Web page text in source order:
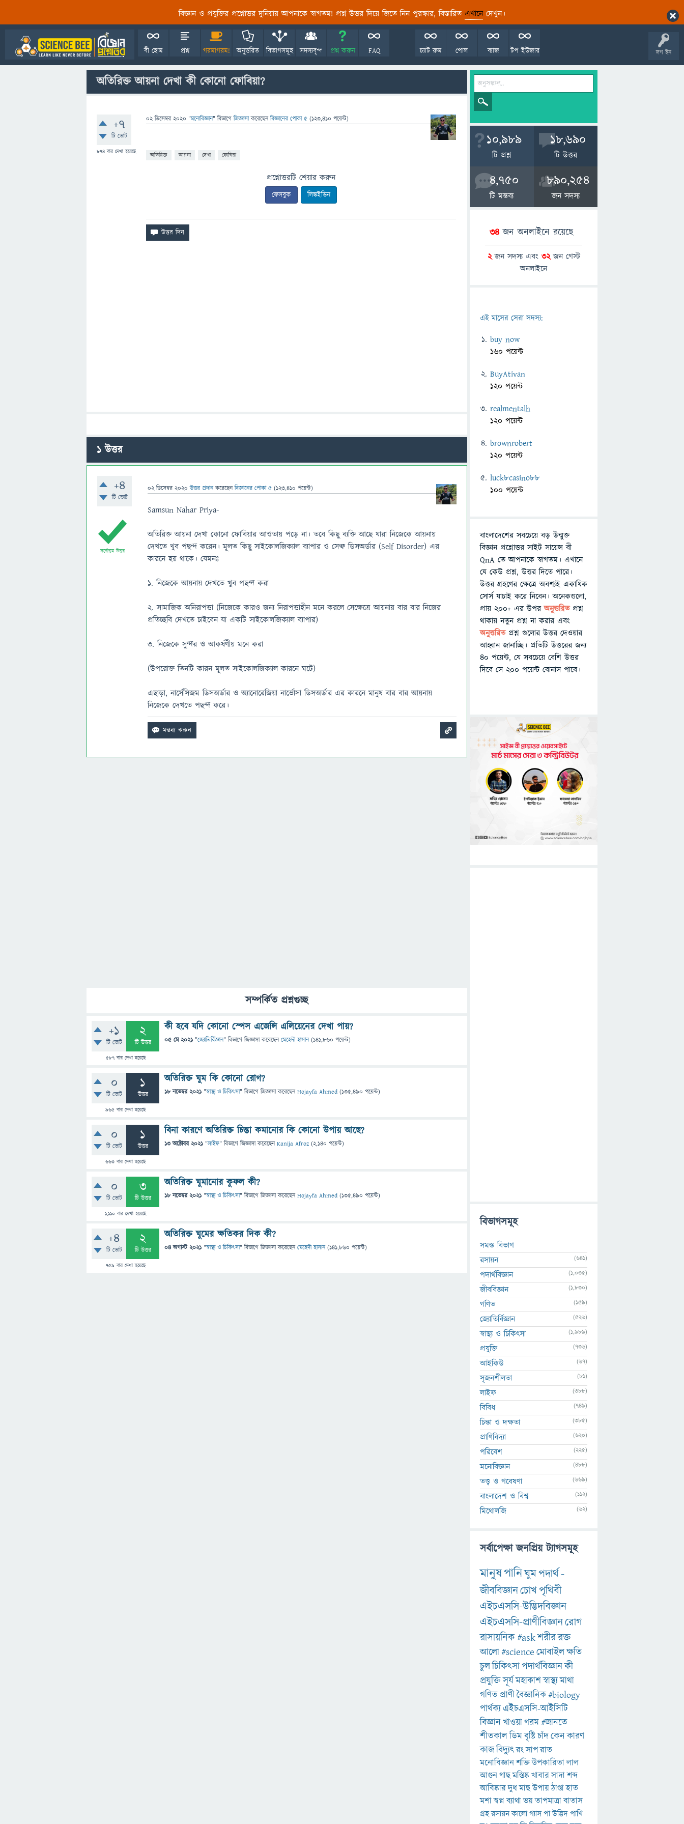
বিজ্ঞান ও প্রযুক্তির প্রশ্নোত্তর দুনিয়ায় আপনাকে স্বাগতম! প্রশ্ন-উত্তর দিয়ে জিতে নিন পুরস্কার, বিস্তারিত এখানেদেখুন।
লগ ইন
বী হোম প্রশ্ন গরমাগরম! অনুত্তরিত বিভাগসমূহ সদস্যবৃন্দ প্রশ্ন করুন FAQ টপ ইউজার
ব্যাজ
পোল
চ্যাট রুম
অতিরিক্ত আয়না দেখা কী কোনো ফোবিয়া?
+7
টি ভোট
874 বার দেখা হয়েছে
02 ডিসেম্বর 2020 "মনোবিজ্ঞান" বিভাগে জিজ্ঞাসাকরেছেনবিজ্ঞানের পোকা ৫ (123,410 পয়েন্ট)
অতিরিক্ত আয়না দেখা ফোবিয়া
প্রশ্নোত্তরটি শেয়ার করুন
ফেসবুক লিঙ্কইডিন
1উত্তর
+4
টি ভোট
02 ডিসেম্বর 2020 উত্তর প্রদান করেছেনবিজ্ঞানের পোকা ৫ (123,410 পয়েন্ট)
সর্বোত্তম উত্তর
Samsun Nahar Priya-
অতিরিক্ত আয়না দেখা কোনো ফোবিয়ার আওতায় পড়ে না। তবে কিছু ব্যক্তি আছে যারা নিজেকে আয়নায়
দেখতে খুব পছন্দ করেন। মূলত কিছু সাইকোলজিক্যাল ব্যাপার ও সেল্ফ ডিসঅর্ডার (Self Disorder) এর
কারনে হয় থাকে। যেমনঃ
১. নিজেকে আয়নায় দেখতে খুব পছন্দ করা
২. সামাজিক অনিরাপত্তা (নিজেকে কারও জন্য নিরাপত্তাহীন মনে করলে সেক্ষেত্রে আয়নায় বার বার নিজের
প্রতিচ্ছবি দেখতে চাইবেন যা একটি সাইকোলজিক্যাল ব্যাপার)
৩. নিজেকে সুন্দর ও আকর্ষণীয় মনে করা
(উপরোক্ত তিনটি কারন মূলত সাইকোলজিক্যাল কারনে ঘটে)
এছাড়া, নার্সেসিজম ডিসঅর্ডার ও অ্যানোরেজিয়া নার্ভোসা ডিসঅর্ডার এর কারনে মানুষ বার বার আয়নায়
নিজেকে দেখতে পছন্দ করে।
সম্পর্কিত প্রশ্নগুচ্ছ
+1
টি ভোট
2
টি উত্তর
587বার দেখা হয়েছে
কী হবে যদি কোনো স্পেস এজেন্সি এলিয়েনের দেখা পায়?
05 মে 2021 "জ্যোতির্বিজ্ঞান" বিভাগে জিজ্ঞাসাকরেছেনমেহেদী হাসান (141,860 পয়েন্ট)
0
টি ভোট
1
উত্তর
965 বার দেখা হয়েছে
অতিরিক্ত ঘুম কি কোনো রোগ?
18 নভেম্বর 2021 "স্বাস্থ্য ও চিকিৎসা" বিভাগে জিজ্ঞাসাকরেছেনHojayfa Ahmed (135,490 পয়েন্ট)
0
টি ভোট
1
উত্তর
663 বার দেখা হয়েছে
বিনা কারণে অতিরিক্ত চিন্তা কমানোর কি কোনো উপায় আছে?
13 অক্টোবর 2021 "লাইফ" বিভাগে জিজ্ঞাসাকরেছেনKanija Afroz (2,140 পয়েন্ট)
0
টি ভোট
3
টি উত্তর
1,110 বার দেখা হয়েছে
অতিরিক্ত ঘুমানোর কুফল কী?
18 নভেম্বর 2021 "স্বাস্থ্য ও চিকিৎসা" বিভাগে জিজ্ঞাসাকরেছেনHojayfa Ahmed (135,490 পয়েন্ট)
+4
টি ভোট
2
টি উত্তর
759 বার দেখা হয়েছে
অতিরিক্ত ঘুমের ক্ষতিকর দিক কী?
04 অগাস্ট 2021 "স্বাস্থ্য ও চিকিৎসা" বিভাগে জিজ্ঞাসাকরেছেনমেহেদী হাসান (141,860 পয়েন্ট)
10,989
টি প্রশ্ন
18,690
টি উত্তর
4,750
টি মন্তব্য
890,254
জন সদস্য
34জন অনলাইনে রয়েছে
2জন সদস্য এবং 32জন গেস্ট
অনলাইনে
এই মাসের সেরা সদস্য:
buy now
160 পয়েন্ট
BuyAtivan
120 পয়েন্ট
realmentalh
120 পয়েন্ট
brownrobert
120 পয়েন্ট
luck8casino88
100 পয়েন্ট
বাংলাদেশের সবচেয়ে বড় উন্মুক্ত
বিজ্ঞান প্রশ্নোত্তর সাইট সায়েন্স বী
QnA তে আপনাকে স্বাগতম। এখানে
যে কেউ প্রশ্ন, উত্তর দিতে পারে।
উত্তর গ্রহণের ক্ষেত্রে অবশ্যই একাধিক
সোর্স যাচাই করে নিবেন। অনেকগুলো,
প্রায় ২০০+ এর উপরঅনুত্তরিতপ্রশ্ন
থাকায় নতুন প্রশ্ন না করার এবং
অনুত্তরিত প্রশ্ন গুলোর উত্তর দেওয়ার
আহ্বান জানাচ্ছি। প্রতিটি উত্তরের জন্য
৪০ পয়েন্ট, যে সবচেয়ে বেশি উত্তর
দিবে সে ২০০ পয়েন্ট বোনাস পাবে।
বিভাগসমূহ
সমস্ত বিভাগ
রসায়ন
(641)
পদার্থবিজ্ঞান (1,035)
জীববিজ্ঞান (1,830)
গণিত (159)
জ্যোতির্বিজ্ঞান (526)
স্বাস্থ্য ও চিকিৎসা (1,989)
প্রযুক্তি (736)
আইকিউ (67)
সৃজনশীলতা (81)
লাইফ (388)
বিবিধ (749)
চিন্তা ও দক্ষতা (385)
প্রাণিবিদ্যা (620)
পরিবেশ (225)
মনোবিজ্ঞান (488)
তত্ত্ব ও গবেষণা (669)
বাংলাদেশ ও বিশ্ব (112)
মিথোলজি (62)
সর্বাপেক্ষা জনপ্রিয় ট্যাগসমূহ
মানুষপানিঘুমপদার্থ-
জীববিজ্ঞানচোখপৃথিবী
এইচএসসি-উদ্ভিদবিজ্ঞান
এইচএসসি-প্রাণীবিজ্ঞানরোগ
রাসায়নিক#askশরীররক্ত
আলো#scienceমোবাইলক্ষতি
চুলচিকিৎসাপদার্থবিজ্ঞানকী
প্রযুক্তিসূর্যমহাকাশস্বাস্থ্যমাথা
গণিত প্রাণীবৈজ্ঞানিক#biology
পার্থক্য এইচএসসি-আইসিটি
বিজ্ঞানখাওয়াগরম#জানতে
শীতকালডিমবৃষ্টিচাঁদকেনকারণ
কাজবিদ্যুৎরংসাপরাত
মনোবিজ্ঞানশক্তিউপকারিতালাল
আগুনগাছমস্তিষ্কখাবারসাদাশব্দ
আবিষ্কারদুধমাছউপায়ঠাণ্ডাহাত
মশাস্বপ্নব্যাথাভয়তাপমাত্রাবাতাস
গ্রহরসায়নকালোগ্যাসপাউদ্ভিদপাখি